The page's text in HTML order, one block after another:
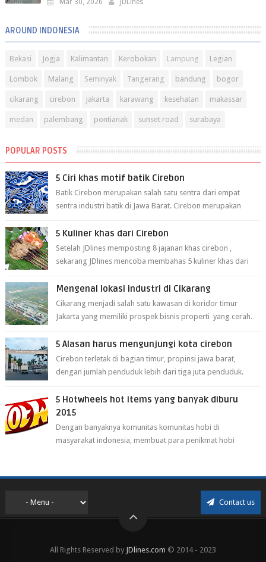
AROUND INDONESIA
Bekasi Jogja Kalimantan Kerobokan Lampung Legian
Lombok Malang Seminyak Tangerang bandung bogor
cikarang cirebon jakarta karawang kesehatan makassar
medan palembang pontianak sunset road surabaya
POPULAR POSTS
5 Ciri khas motif batik Cirebon
Batik Cirebon merupakan salah satu sentra dari empat
sentra industri batik di Jawa Barat. Cirebon merupakan
5 Kuliner khas dari Cirebon
Setelah JDlines memposting 8 jajanan khas cirebon ,
sekarang JDlines mencoba membahas 5 kuliner khas dari
Mengenal lokasi industri di Cikarang
Cikarang menjadi salah satu kawasan di koridor timur
Jakarta yang memiliki prospek bisnis properti yang cerah.
5 Alasan harus mengunjungi kota cirebon
Cirebon terletak di bagian timur, propinsi jawa barat,
dengan jumlah penduduk lebih dari tiga juta penduduk.
5 Hotwheels hot items yang banyak diburu
2015
Dengan banyaknya komunitas komunitas hobi di
masyarakat indonesia, membuat para penikmat hobi
Contact us
All Rights Reserved by JDlines.com © 2014 - 2023